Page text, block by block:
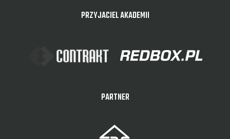
PRZYJACIEL AKADEMII
PARTNER